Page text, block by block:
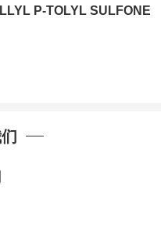
P-TOLYL SULFONE
;500Mg
询购,如若出现质量问题,
QQ、微信联系)